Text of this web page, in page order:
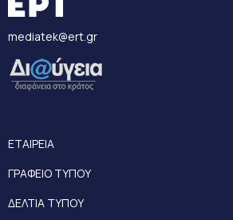
mediatek@ert.gr
ΕΤΑΙΡΕΙΑ
ΓΡΑΦΕΙΟ ΤΥΠΟΥ
ΔΕΛΤΙΑ ΤΥΠΟΥ